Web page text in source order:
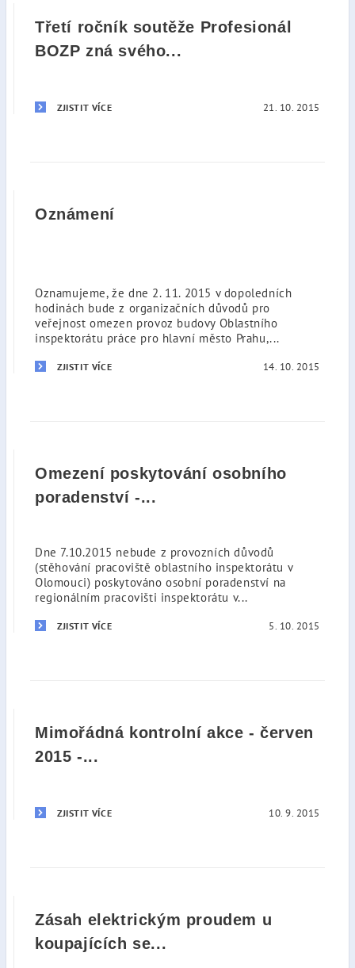
Třetí ročník soutěže Profesionál
BOZP zná svého...
ZJISTIT VÍCE 21. 10. 2015
Oznámení
Oznamujeme, že dne 2. 11. 2015 v dopoledních
hodinách bude z organizačních důvodů pro
veřejnost omezen provoz budovy Oblastního
inspektorátu práce pro hlavní město Prahu,...
ZJISTIT VÍCE 14. 10. 2015
Omezení poskytování osobního
poradenství -...
Dne 7.10.2015 nebude z provozních důvodů
(stěhování pracoviště oblastního inspektorátu v
Olomouci) poskytováno osobní poradenství na
regionálním pracovišti inspektorátu v...
ZJISTIT VÍCE 5. 10. 2015
Mimořádná kontrolní akce - červen
2015 -...
ZJISTIT VÍCE 10. 9. 2015
Zásah elektrickým proudem u
koupajících se...